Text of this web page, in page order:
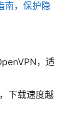
南，保护隐
，适
下载速度越